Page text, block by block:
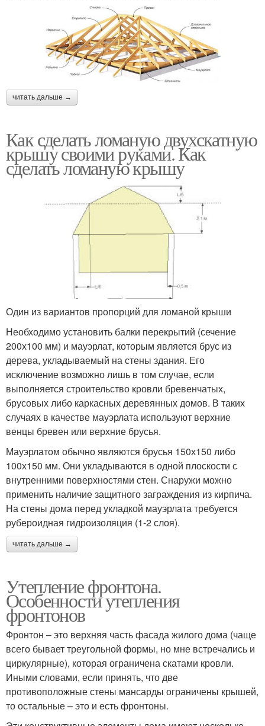
читать дальше →
Как сделать ломаную двухскатную
крышу своими руками. Как
сделать ломаную крышу
Один из вариантов пропорций для ломаной крыши
Необходимо установить балки перекрытий (сечение
200х100 мм) и мауэрлат, которым является брус из
дерева, укладываемый на стены здания. Его
исключение возможно лишь в том случае, если
выполняется строительство кровли бревенчатых,
брусовых либо каркасных деревянных домов. В таких
случаях в качестве мауэрлата используют верхние
венцы бревен или верхние брусья.
Мауэрлатом обычно являются брусья 150х150 либо
100х150 мм. Они укладываются в одной плоскости с
внутренними поверхностями стен. Снаружи можно
применить наличие защитного заграждения из кирпича.
На стены дома перед укладкой мауэрлата требуется
рубероидная гидроизоляция (1-2 слоя).
читать дальше →
Утепление фронтона.
Особенности утепления
фронтонов
Фронтон – это верхняя часть фасада жилого дома (чаще
всего бывает треугольной формы, но мне встречались и
циркулярные), которая ограничена скатами кровли.
Иными словами, если принять, что две
противоположные стены мансарды ограничены крышей,
то остальные – это и есть фронтоны.